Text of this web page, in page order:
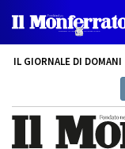
IL GIORNALE DI DOMANI